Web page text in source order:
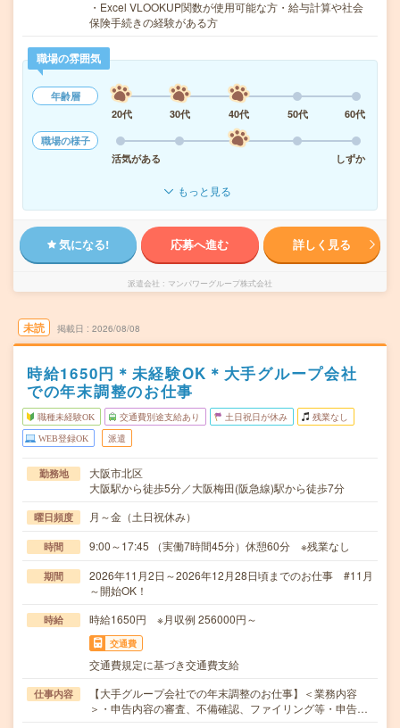
・Excel VLOOKUP関数が使用可能な方・給与計算や社会
保険手続きの経験がある方
職場の雰囲気
年齢層
20代
30代 40代 50代
60代
職場の様子
活気がある
しずか
もっと見る
気になる! 応募へ進む 詳しく見る
派遣会社 マンパワーグループ株式会社
未読 掲載日 2026/08/08
時給1650円＊未経験OK＊大手グループ会社
での年末調整のお仕事
職種未経験OK 交通費別途支給あり 土日祝日が休み 残業なし
WEB登録OK 派遣
勤務地
大阪市北区
大阪駅から徒歩5分／大阪梅田(阪急線)駅から徒歩7分
曜日頻度 月～金（土日祝休み）
時間 9:00～17:45 （実働7時間45分）休憩60分 ※残業なし
期間
2026年11月2日～2026年12月28日頃までのお仕事 #11月
～開始OK！
時給 時給1650円 ※月収例 256000円～
交通費
交通費規定に基づき交通費支給
仕事内容
【大手グループ会社での年末調整のお仕事】＜業務内容
＞・申告内容の審査、不備確認、ファイリング等・申告…